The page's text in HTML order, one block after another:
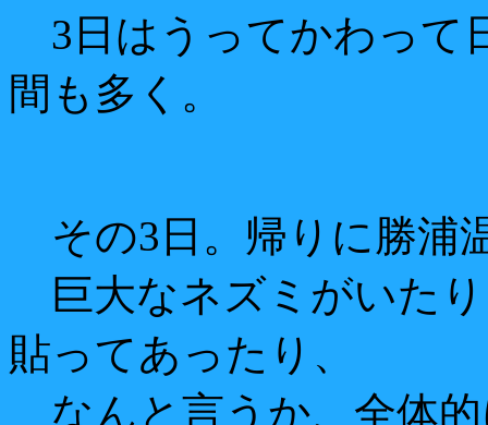
3日はうってかわって
間も多く。
その3日。帰りに勝浦
巨大なネズミがいた
貼ってあったり、
なんと言うか、全体的